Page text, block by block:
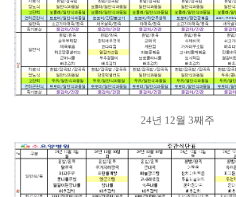
24년 12월 3째주